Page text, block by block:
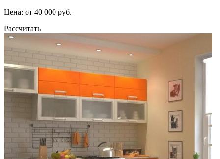
Цена: от 40 000 руб.
Рассчитать